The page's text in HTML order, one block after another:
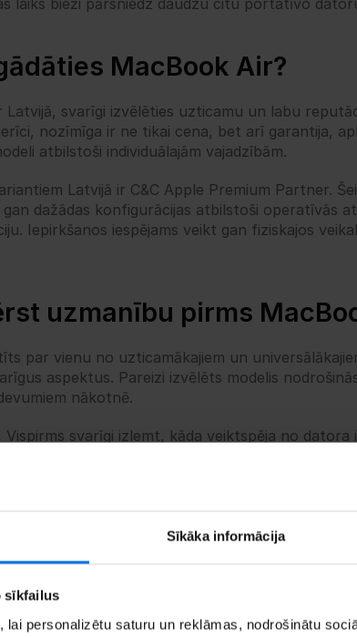
Sīkāka informācija
sīkfailus
lai personalizētu saturu un reklāmas, nodrošinātu
laiks bieži pārsniedz daudzu citu portatīvo
MacBook Air?
svarīgi izvēlēties uzticamu un labu
nozīmīga ir ne tikai cena, bet arī garantija,
atbilstoši individuālajām vajadzībām.
Latvijā ir C&C Apple Premium Partner.
dažādas konfigurācijas atbilstoši operatīvās
Iepirkšanos iespējams veikt gan fiziskajos
uzmanību pirms
par vienu no uzticamākajiem un
aspektus. Pareizi izvēlēts modelis
nākotnē.
Vispirms svarīgi izlemt, kāda veiktspēja no datora
ar Apple M4 un jaunāko M5 procesoru. Ja
visdārgāko modeli. Taču
versijā.
Vēl viens svarīgs kritērijs ir atmiņa. Pamata
lietotājiem ar to var nepietikt. Ja plānots
ir vērts apsvērt 16 GB RAM versiju. Arī
fotogrāfijām, dokumentiem un